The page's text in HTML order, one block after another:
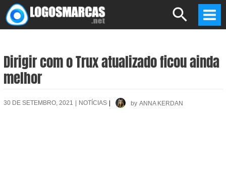
Skip
to
Search
Dirigir com o Trux atualizado ficou ainda
melhor
30 DE SETEMBRO, 2021 NOTÍCIAS by ANNA KERDAN